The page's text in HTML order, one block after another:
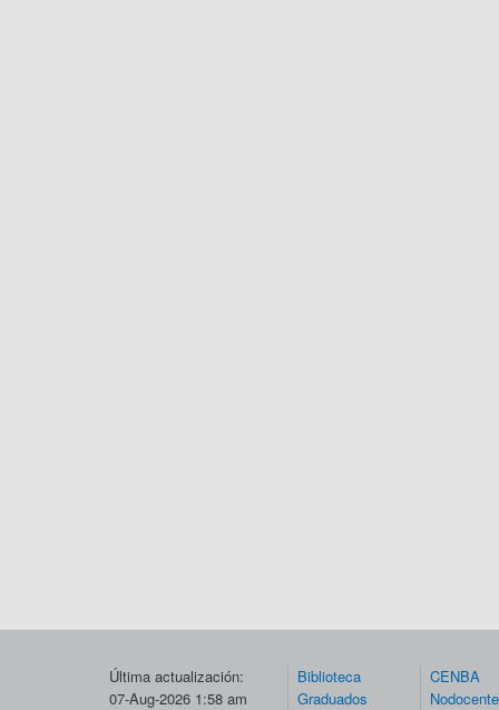
Última actualización:
07-Aug-2026 1:58 am
Biblioteca
Graduados
CENBA